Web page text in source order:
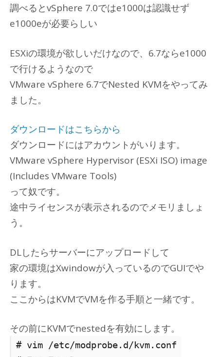
調べるとvSphere 7.0ではe1000は認識せず
e1000eが必要らしい
ESXiの環境が欲しいだけなので、6.7ならe1000
で行けるようなので
VMware vSphere 6.7でNested KVMをやってみ
ました。
ダウンロードはこちらから
ダウンロードにはアカウントがいります。
VMware vSphere Hypervisor (ESXi ISO) image
(Includes VMware Tools)
って奴です。
途中ライセンスが表示されるのでメモリましょ
う。
DLしたらサーバーにアップロードして
家の環境はXwindowが入っているのでGUIでや
ります。
ここからはKVMでVMを作る手順と一緒です。
その前にKVMでnestedを有効にします。
# vim /etc/modprobe.d/kvm.conf